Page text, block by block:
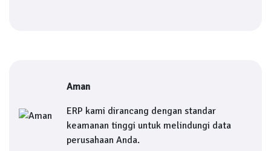
Aman
ERP kami dirancang dengan standar
keamanan tinggi untuk melindungi data
perusahaan Anda.